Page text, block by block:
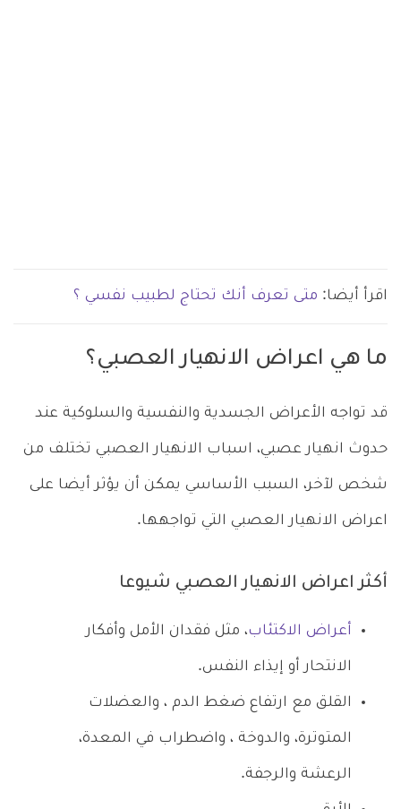
اقرأ أيضا: متى تعرف أنك تحتاج لطبيب نفسي ؟
ما هي اعراض الانهيار العصبي؟
قد تواجه الأعراض الجسدية والنفسية والسلوكية عند
حدوث انهيار عصبي، اسباب الانهيار العصبي تختلف من
شخص لآخر، السبب الأساسي يمكن أن يؤثر أيضا على
اعراض الانهيار العصبي التي تواجهها.
أكثر اعراض الانهيار العصبي شيوعا
أعراض الاكتئاب، مثل فقدان الأمل وأفكار
الانتحار أو إيذاء النفس.
القلق مع ارتفاع ضغط الدم ، والعضلات
المتوترة، والدوخة ، واضطراب في المعدة،
الرعشة والرجفة.